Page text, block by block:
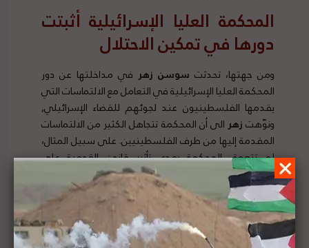
المحكمة العليا الإسرائيلية أثبتت
دورها في تمكين الاحتلال
ومن جهتها، تحدثت سوسن زهر في مداخلتها عن دور
المحكمة العليا الإسرائيلية في التعامل مع الالتماسات التي
يقدمها الفلسطينيون عند لجوئهم للقضاء الإسرائيلي,
ونوّهتزهرالى أن المحكمة تتجاهل الكثير من الالتماسات
المقدمة إليها من طرف الفلسطينيين. على سبيل المثال،
لم تتعمق المحكمة بمدى تأثير قانون القومية على
الفلسطينيين في القدس، ولا على تأثيره على شرعنة
إقامة المستوطنات. وأضافت بأن قرار المحكمة العليا
الإسرائيلية برفض الالتماسات ضد دستورية قانون القومية
يعطي إمكانية لاستكمال مشروع الاستيطان الذي يشكل
جريمة حرب. ورأتزهر
بأن للمحكمة دوراً كبيراً في تعزيز